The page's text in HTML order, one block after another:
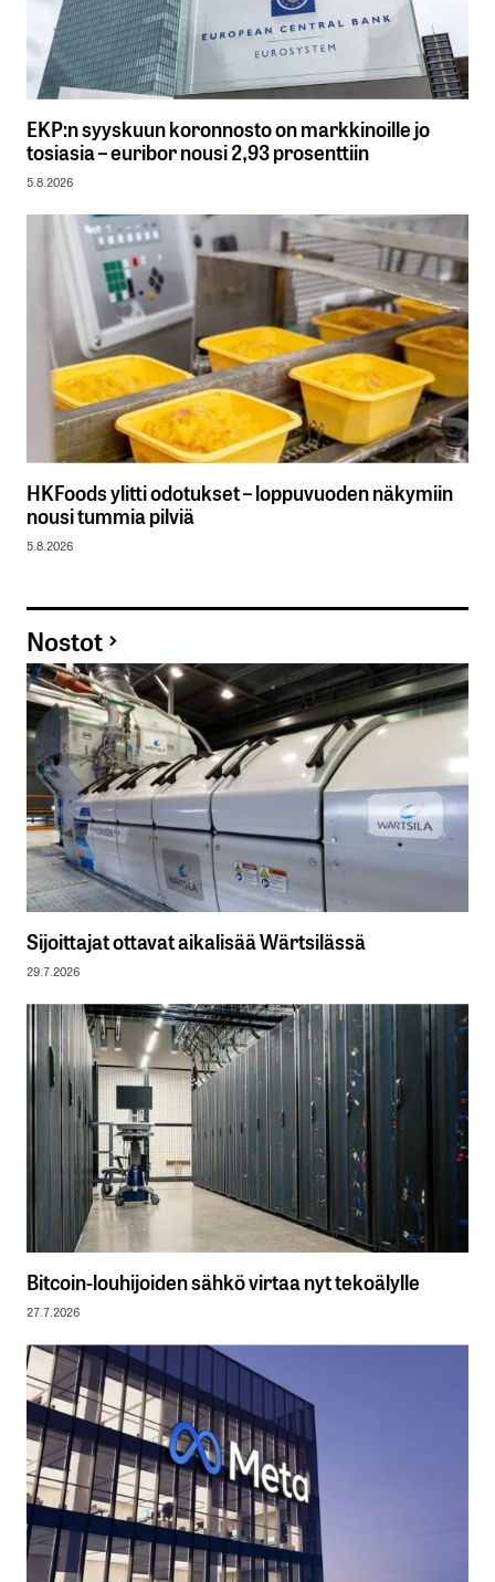
EKP:n syyskuun koronnosto on markkinoille jo
tosiasia – euribor nousi 2,93 prosenttiin
5.8.2026
HKFoods ylitti odotukset – loppuvuoden näkymiin
nousi tummia pilviä
5.8.2026
Nostot
Sijoittajat ottavat aikalisää Wärtsilässä
29.7.2026
Bitcoin-louhijoiden sähkö virtaa nyt tekoälylle
27.7.2026